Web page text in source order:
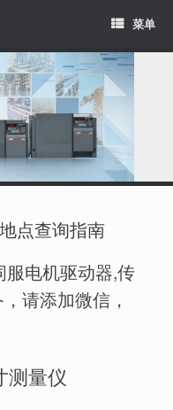
菜单
点查询指南
电机驱动器,传
请添加微信，
测量仪